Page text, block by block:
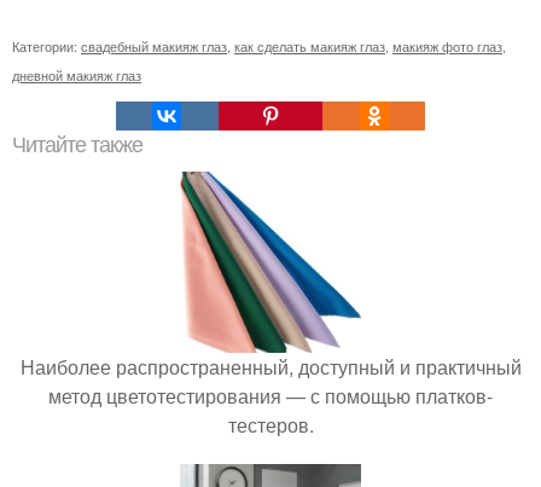
Категории: свадебный макияж глаз, как сделать макияж глаз, макияж фото глаз,
дневной макияж глаз
Читайте также
Наиболее распространенный, доступный и практичный
метод цветотестирования — с помощью платков-
тестеров.